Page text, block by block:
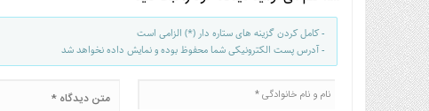
- کامل کردن گزینه های ستاره دار (*) الزامی است
- آدرس پست الکترونیکی شما محفوظ بوده و نمایش داده نخواهد شد